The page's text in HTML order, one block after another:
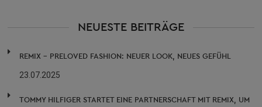
NEUESTE BEITRÄGE
REMIX – PRELOVED FASHION: NEUER LOOK, NEUES GEFÜHL
23.07.2025
TOMMY HILFIGER STARTET EINE PARTNERSCHAFT MIT REMIX, UM